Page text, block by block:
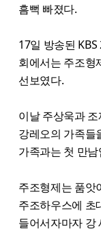
흠뻑 빠졌다.
17일 방송된 KBS
회에서는 주조형
선보였다.
이날 주상욱과
강레오의 가족들
가족과는 첫 만
주조형제는 품앗
주조하우스에 초
들어서자마자 강